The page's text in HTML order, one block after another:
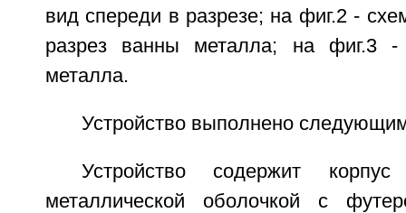
вид спереди в разрезе; на фиг.2 -
разрез ванны металла; на фиг.3
металла.
Устройство выполнено
Устройство содержит
металлической оболочкой с